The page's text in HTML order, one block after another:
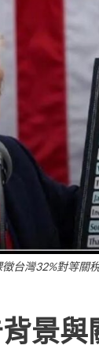
台灣32%對等關
景與